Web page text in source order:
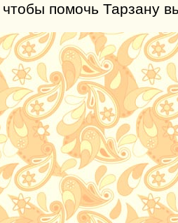
помочь Тарзану